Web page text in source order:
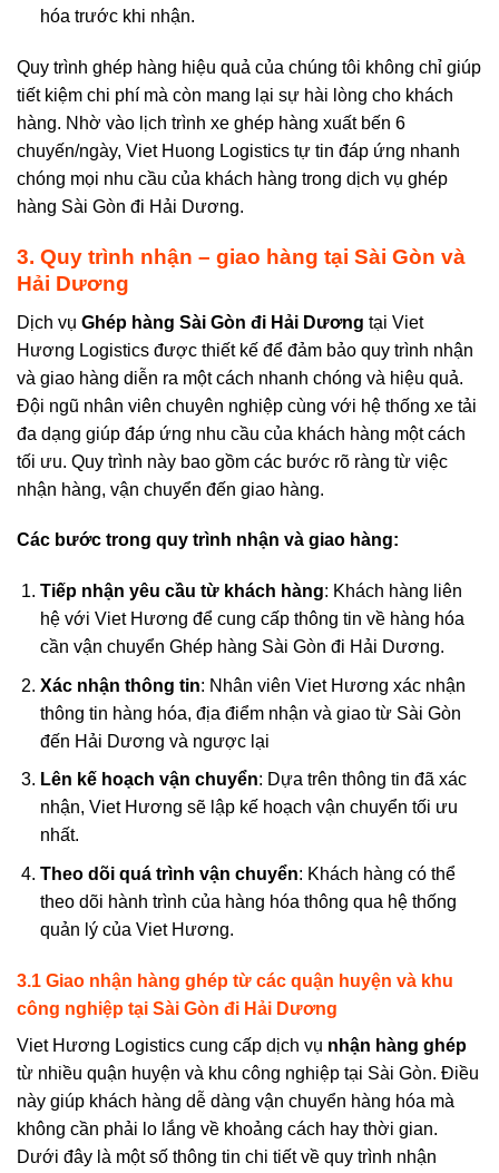
hóa trước khi nhận.
Quy trình ghép hàng hiệu quả của chúng tôi không chỉ giúp
tiết kiệm chi phí mà còn mang lại sự hài lòng cho khách
hàng. Nhờ vào lịch trình xe ghép hàng xuất bến 6
chuyến/ngày, Viet Huong Logistics tự tin đáp ứng nhanh
chóng mọi nhu cầu của khách hàng trong dịch vụ ghép
hàng Sài Gòn đi Hải Dương.
3. Quy trình nhận – giao hàng tại Sài Gòn và
Hải Dương
Dịch vụ Ghép hàng Sài Gòn đi Hải Dương tại Viet
Hương Logistics được thiết kế để đảm bảo quy trình nhận
và giao hàng diễn ra một cách nhanh chóng và hiệu quả.
Đội ngũ nhân viên chuyên nghiệp cùng với hệ thống xe tải
đa dạng giúp đáp ứng nhu cầu của khách hàng một cách
tối ưu. Quy trình này bao gồm các bước rõ ràng từ việc
nhận hàng, vận chuyển đến giao hàng.
Các bước trong quy trình nhận và giao hàng:
Tiếp nhận yêu cầu từ khách hàng: Khách hàng liên
hệ với Viet Hương để cung cấp thông tin về hàng hóa
cần vận chuyển Ghép hàng Sài Gòn đi Hải Dương.
Xác nhận thông tin: Nhân viên Viet Hương xác nhận
thông tin hàng hóa, địa điểm nhận và giao từ Sài Gòn
đến Hải Dương và ngược lại
Lên kế hoạch vận chuyển: Dựa trên thông tin đã xác
nhận, Viet Hương sẽ lập kế hoạch vận chuyển tối ưu
nhất.
Theo dõi quá trình vận chuyển: Khách hàng có thể
theo dõi hành trình của hàng hóa thông qua hệ thống
quản lý của Viet Hương.
3.1 Giao n hận hàng ghép từ các quận huyện và khu
công nghiệp tại Sài Gòn đi Hải Dương
Viet Hương Logistics cung cấp dịch vụ nhận hàng ghép
từ nhiều quận huyện và khu công nghiệp tại Sài Gòn. Điều
này giúp khách hàng dễ dàng vận chuyển hàng hóa mà
không cần phải lo lắng về khoảng cách hay thời gian.
Dưới đây là một số thông tin chi tiết về quy trình nhận